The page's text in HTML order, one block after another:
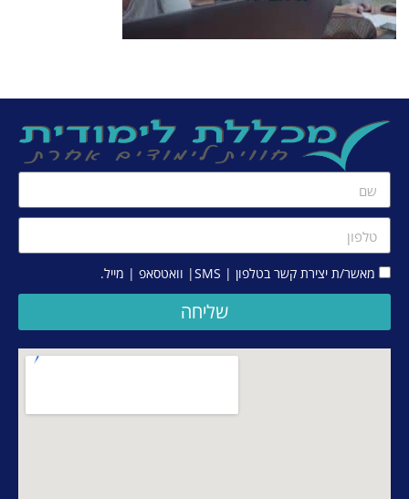
מאשר/ת יצירת קשר בטלפון | SMS| וואטסאפ | מייל.
שליחה